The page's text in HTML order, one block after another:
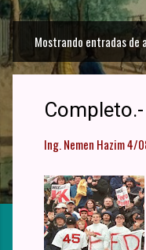
n
Mostrando entradas de
Completo.-
Ing. Nemen Hazim4/